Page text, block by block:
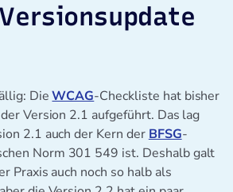
DieWCAG-Checkliste hat bisher
Version 2.1 aufgeführt. Das lag
2.1 auch der Kern der BFSG-
Norm 301 549 ist. Deshalb galt
Praxis auch noch so halb als